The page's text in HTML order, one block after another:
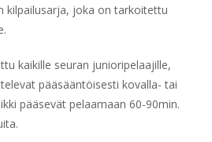
kilpailusarja, joka on tarkoitettu
kaikille seuran junioripelaajille,
pääsääntöisesti kovalla- tai
pääsevät pelaamaan 60-90min.